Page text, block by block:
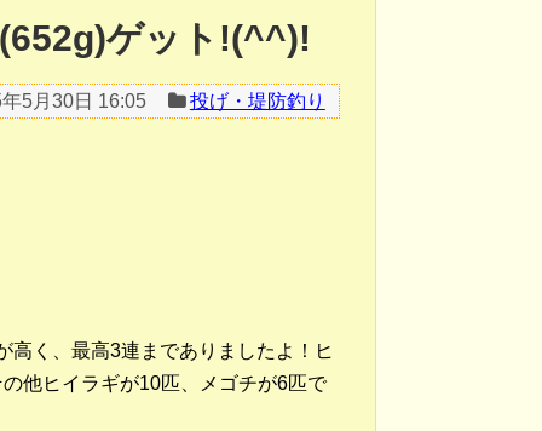
ゲット!(^^)!
5月30日 16:05 投げ・堤防釣り
く、最高3連までありましたよ！ヒ
他ヒイラギが10匹、メゴチが6匹で